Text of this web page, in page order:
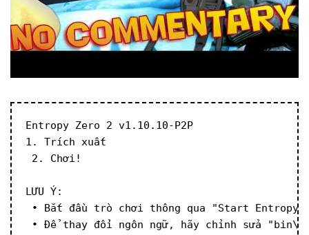
Entropy Zero 2 v1.10.10-P2P
1. Trích xuất
2. Chơi!
LƯU Ý:
• Bắt đầu trò chơi thông qua "Start
• Để thay đổi ngôn ngữ, hãy chỉnh sửa